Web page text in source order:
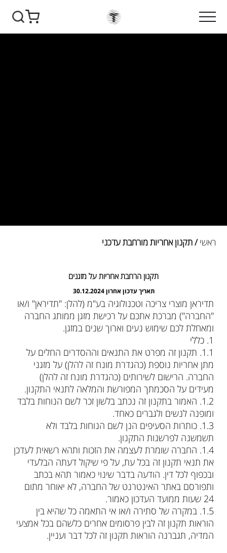
ראשי / תקנון אחריות מורחבת עדכני
תקנון הרחבת אחריות על מזגנים
תאריך עדכון אחרון 30.12.2024
תדיראן מוצרי צריכה וטכנולוגיה בע"מ (להלן: "תדיראן" ו/או
"החברה") מברכת אתכם על רכישת מזגן ממותג החברה
ומאחלת לכם שימוש נעים וארוך שנים במזגן.
1. כללי
‮ㅤㅤ1.1‬. תקנון זה מפרט את התנאים וההסדרים החלים על
מתן אחריות נוספת (כהגדרת מונח זה להלן) על מזגני
החברה. הרישום לשירותים (כהגדרת מונח זה להלן)
מעידים על הסכמתך המפורשת והמלאה לתנאי התקנון.
‮ㅤㅤ2.1‬. האמור בתקנון זה נכתב בלשון זכר לשם הנוחות בלבד
ומופנה לנשים ולגברים כאחד.
‮ㅤㅤ3.1‬. כותרות הסעיפים הנן לשם הנוחות בלבד ולא
תשמשנה לפרשנות התקנון.
‮ㅤㅤ4.1‬. החברה שומרת לעצמה את הזכות ותהא רשאית לעדכן
את תנאי תקנון זה בכל עת, על פי שיקול דעתה הבלעדי
ובכפוף לכל דין. הודעה בדבר שינוי כאמור תהא בכתב
ותפורסם באתר האינטרנט של החברה, לא יאוחר מתום
24 שעות ממועד העדכון כאמור.
‮ㅤㅤ5.1‬. במקרה של סתירה ו/או אי התאמה כל שהיא בין
הוראות תקנון זה לבין פרסומים אחרים כלשהם בכל אמצעי
המדיה, תגברנה הוראות תקנון זה לכל דבר ועניין.